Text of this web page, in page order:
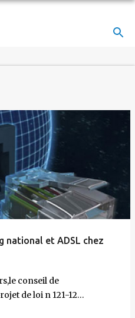
principal
national et ADSL chez
conseil de
de loi n 121-12…